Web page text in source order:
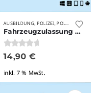
,VERLAG DEUTSCHE POLIZEILITERATUR
AUSBILDUNG POLIZEI POLIZEISTUDIUM
Fahrzeugzulassung und Fahrerlaubnisrecht für die Polizeiausbildung
0von 5
14,90 €
inkl. 7 % MwSt.